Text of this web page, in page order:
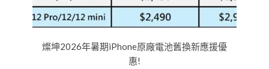
燦坤2026年暑期iPhone原廠電池舊換新應援優
惠!